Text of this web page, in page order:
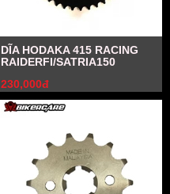
DĨA HODAKA 415 RACING
RAIDERFI/SATRIA150
230,000đ